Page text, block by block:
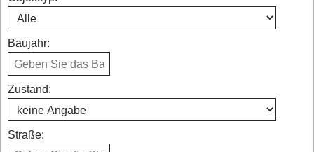
Baujahr:
Zustand:
Straße: